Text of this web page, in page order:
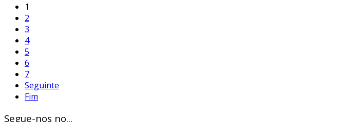
1
2
3
4
5
6
7
Seguinte
Fim
Segue-nos no...